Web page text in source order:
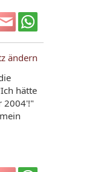
ändern
hätte
2004'!"